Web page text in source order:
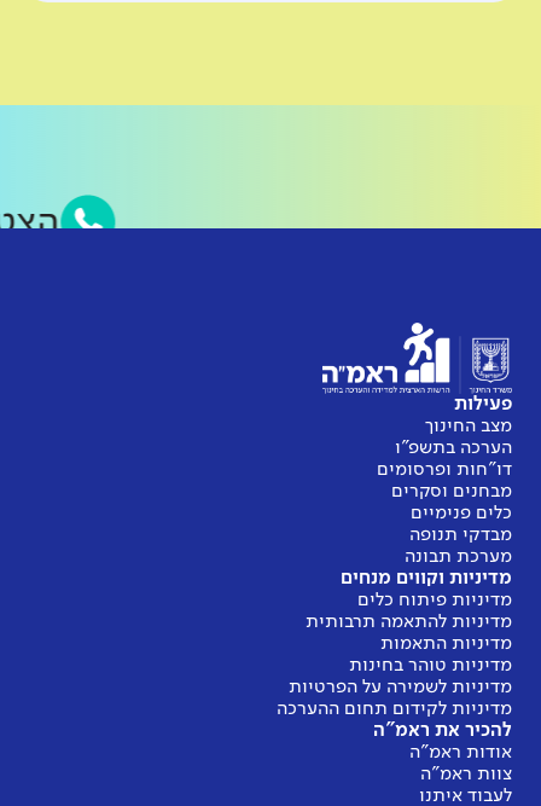
פעילות
מצב החינוך
הערכה בתשפ"ו
דו"חות ופרסומים
מבחנים וסקרים
כלים פנימיים
מבדקי תנופה
מערכת תבונה
מדיניות וקווים מנחים
מדיניות פיתוח כלים
מדיניות להתאמה תרבותית
מדיניות התאמות
מדיניות טוהר בחינות
מדיניות לשמירה על הפרטיות
מדיניות לקידום תחום ההערכה
להכיר את ראמ"ה
אודות ראמ"ה
צוות ראמ"ה
לעבוד איתנו